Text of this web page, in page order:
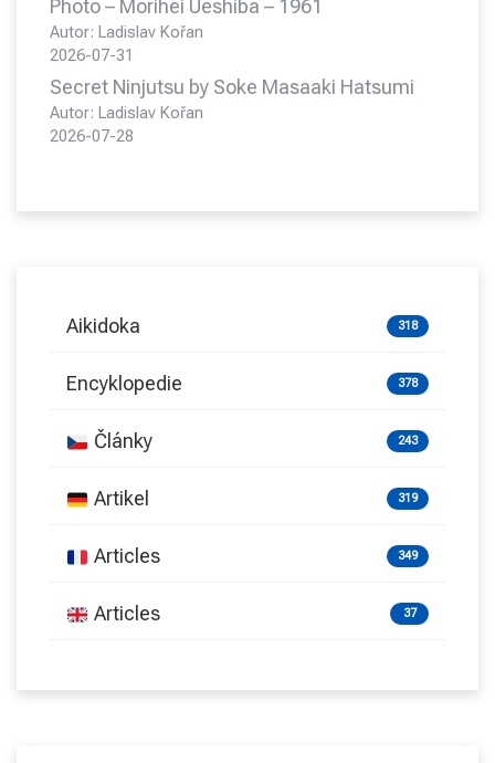
Photo – Morihei Ueshiba – 1961
Autor: Ladislav Kořan
2026-07-31
Secret Ninjutsu by Soke Masaaki Hatsumi
Autor: Ladislav Kořan
2026-07-28
Aikidoka 318
Encyklopedie 378
Články 243
Artikel 319
Articles 349
Articles 37